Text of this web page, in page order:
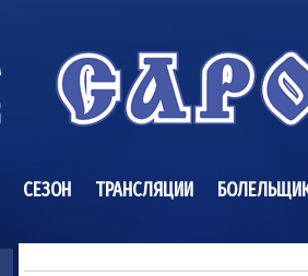
СЕЗОН ТРАНСЛЯЦИИ